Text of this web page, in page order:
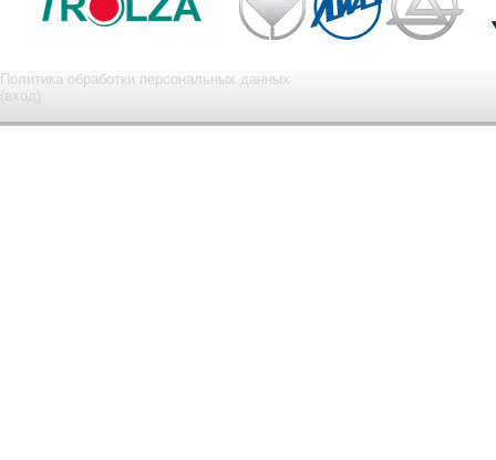
Политика обработки персональных данных
(вход)